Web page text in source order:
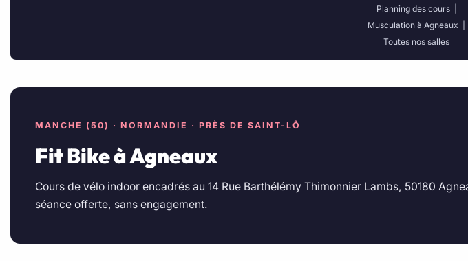
Planning des cours|
Musculation à Agneaux
Toutes nos salles
MANCHE (50) · NORMANDIE · PRÈS DE SAINT-LÔ
Fit Bike à Agneaux
Cours de vélo indoor encadrés au 14 Rue Barthélémy Thimonnier Lambs, 50180
séance offerte, sans engagement.